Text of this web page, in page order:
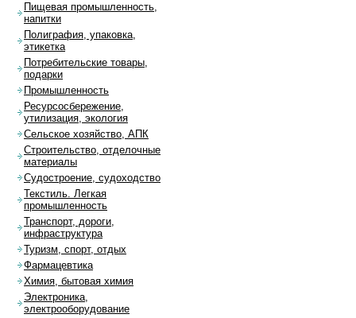
Пищевая промышленность,
напитки
Полиграфия, упаковка,
этикетка
Потребительские товары,
подарки
Промышленность
Ресурсосбережение,
утилизация, экология
Сельское хозяйство, АПК
Строительство, отделочные
материалы
Судостроение, судоходство
Текстиль. Легкая
промышленность
Транспорт, дороги,
инфраструктура
Туризм, спорт, отдых
Фармацевтика
Химия, бытовая химия
Электроника,
электрооборудование